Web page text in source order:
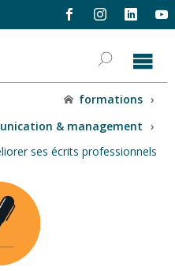
formations ›
& management ›
ses écrits professionnels